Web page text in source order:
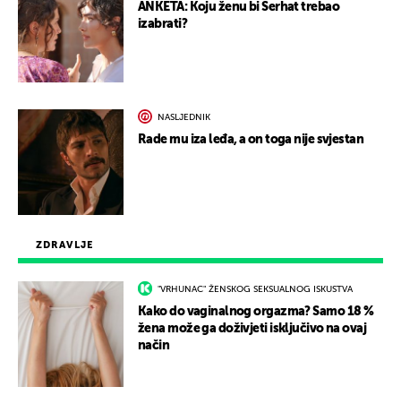
ZDRAVLJE
"VRHUNAC" ŽENSKOG SEKSUALNOG ISKUSTVA
Kako do vaginalnog orgazma? Samo 18 %
žena može ga doživjeti isključivo na ovaj
način
ANKETA: Koju ženu bi Serhat trebao
izabrati?
NASLJEDNIK
Rade mu iza leđa, a on toga nije svjestan